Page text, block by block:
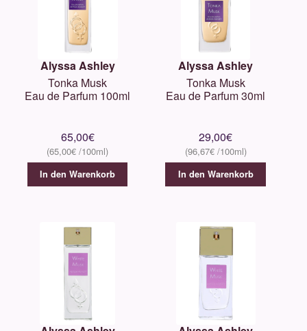
Alyssa Ashley
Tonka Musk
Eau de Parfum 100ml
65,00€
65,00€
In den Warenkorb
Alyssa Ashley
Tonka Musk
Eau de Parfum 30ml
29,00€
96,67€
In den Warenkorb